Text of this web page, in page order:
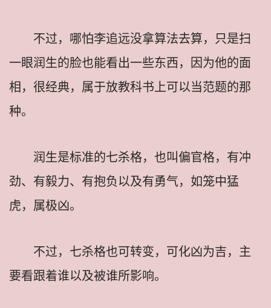
不过，哪怕李追远没拿算法去算，只是扫
一眼润生的脸也能看出一些东西，因为他的面
相，很经典，属于放教科书上可以当范题的那
种。
润生是标准的七杀格，也叫偏官格，有冲
劲、有毅力、有抱负以及有勇气，如笼中猛
虎，属极凶。
不过，七杀格也可转变，可化凶为吉，主
要看跟着谁以及被谁所影响。